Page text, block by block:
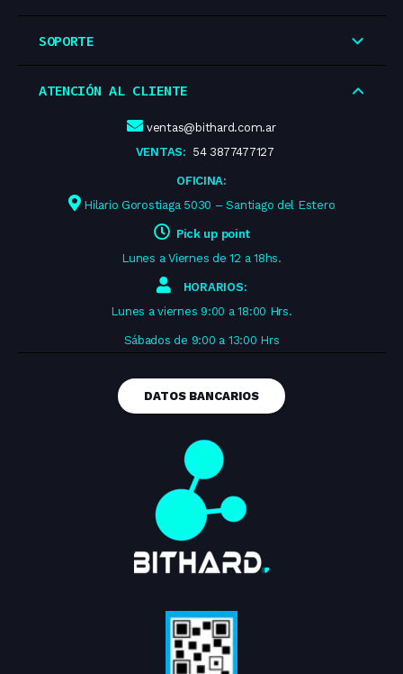
SOPORTE
ATENCIÓN AL CLIENTE
ventas@bithard.com.ar
VENTAS: 54 3877477127
OFICINA:
Hilario Gorostiaga 5030 – Santiago del Estero
Pick up point
Lunes a Viernes de 12 a 18hs.
HORARIOS:
Lunes a viernes 9:00 a 18:00 Hrs.
Sábados de 9:00 a 13:00 Hrs
DATOS BANCARIOS